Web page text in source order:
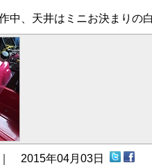
中、天井はミニお決まりの
2015年04月03日